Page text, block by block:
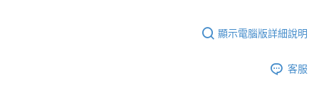
顯示電腦版詳細說明
客服